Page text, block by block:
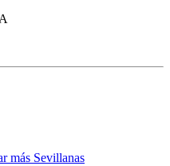
más Sevillanas